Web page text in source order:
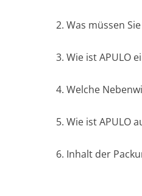
2. Was müssen
3. Wie ist APULO
4. Welche
5. Wie ist APULO
6. Inhalt der